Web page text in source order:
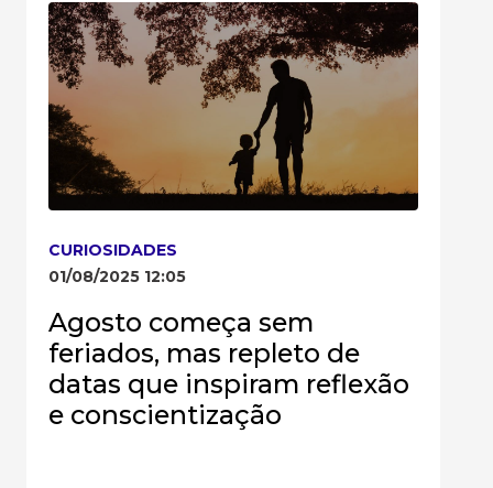
CURIOSIDADES
01/08/2025 12:05
Agosto começa sem
feriados, mas repleto de
datas que inspiram reflexão
e conscientização